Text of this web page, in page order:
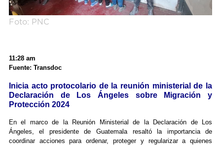
Foto: PNC
11:28 am
Fuente: Transdoc
Inicia acto protocolario de la reunión ministerial de la
Declaración de Los Ángeles sobre Migración y
Protección 2024
En el marco de la Reunión Ministerial de la Declaración de Los
Ángeles, el presidente de Guatemala resaltó la importancia de
coordinar acciones para ordenar, proteger y regularizar a quienes